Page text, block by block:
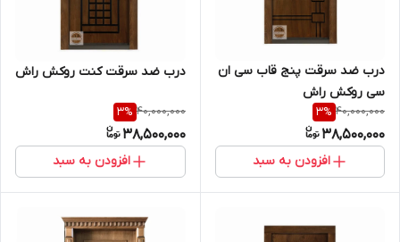
درب ضد سرقت پنج قاب سی ان
سی روکش راش
40,000,000
3%
38,500,000
افزودن به سبد
درب ضد سرقت کنت روکش راش
40,000,000
3%
38,500,000
افزودن به سبد